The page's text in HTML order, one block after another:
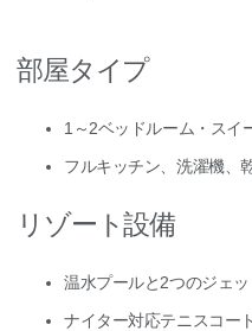
部屋タイプ
1～2ベッドルーム・スイ
フルキッチン、洗濯機、
リゾート設備
温水プールと2つのジェッ
ナイター対応テニスコー